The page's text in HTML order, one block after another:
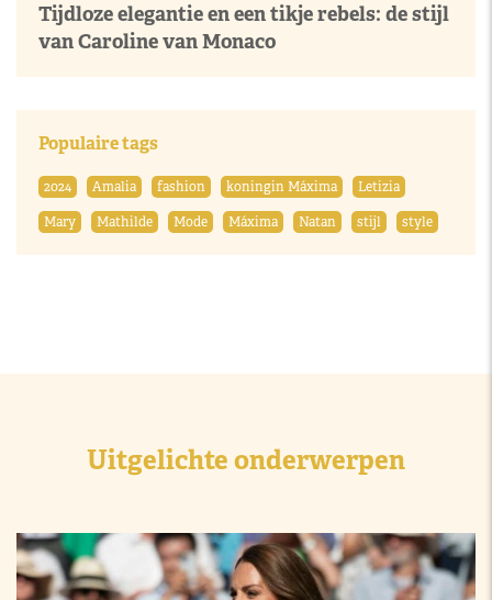
Tijdloze elegantie en een tikje rebels: de stijl
van Caroline van Monaco
Populaire tags
2024 Amalia fashion koningin Máxima
Letizia
Mary
Mathilde Mode Máxima Natan stijl style
Uitgelichte onderwerpen